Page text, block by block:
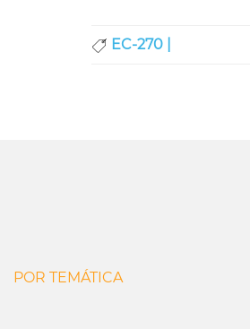
EC-270 |
POR TEMÁTICA